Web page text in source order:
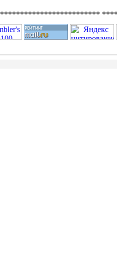
*************************